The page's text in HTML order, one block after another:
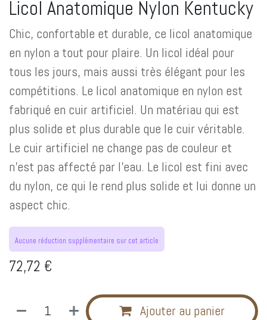
Licol Anatomique Nylon Kentucky
Chic, confortable et durable, ce licol anatomique
en nylon a tout pour plaire. Un licol idéal pour
tous les jours, mais aussi très élégant pour les
compétitions. Le licol anatomique en nylon est
fabriqué en cuir artificiel. Un matériau qui est
plus solide et plus durable que le cuir véritable.
Le cuir artificiel ne change pas de couleur et
n'est pas affecté par l'eau. Le licol est fini avec
du nylon, ce qui le rend plus solide et lui donne un
aspect chic.
Aucune réduction supplémentaire sur cet article
72,72 €
Ajouter au panier